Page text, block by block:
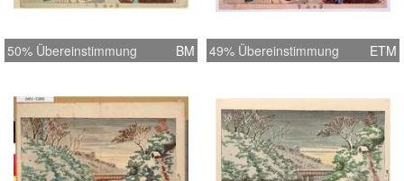
50% Übereinstimmung BM 49% Übereinstimmung ETM